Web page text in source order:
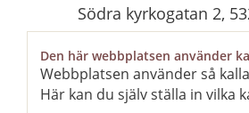
Den här webbplatsen använder
Webbplatsen använder så
Här kan du själv ställa in vilka
Södra kyrkogatan 2,
Skara
212000-1702